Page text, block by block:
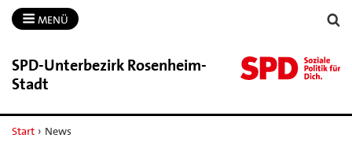
MENÜ
SPD-​Unterbezirk Rosenheim-​
Stadt
Start › News